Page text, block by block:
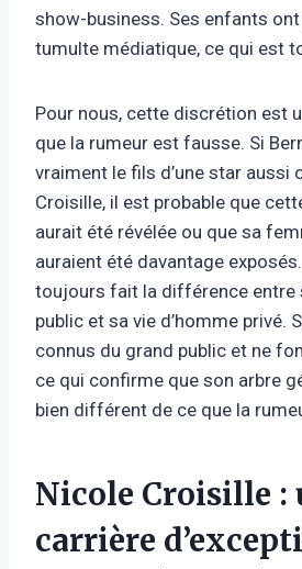
show-business. Ses enfants
tumulte médiatique, ce qui est
Pour nous, cette discrétion est
que la rumeur est fausse. Si
vraiment le fils d’une star aussi
Croisille, il est probable que
aurait été révélée ou que sa
auraient été davantage
toujours fait la différence entre
public et sa vie d’homme privé.
connus du grand public et ne
ce qui confirme que son arbre
bien différent de ce que la
Nicole Croisille :
carrière